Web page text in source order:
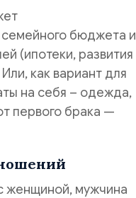
бюджета и
(ипотеки, развития
как вариант для
на себя – одежда,
первого брака —
женщиной, мужчина